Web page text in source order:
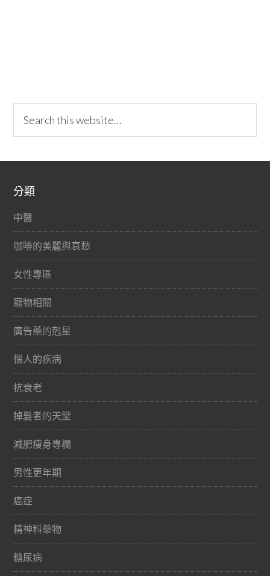
分類
中醫
咖啡的美麗與哀愁
女性專區
寵物相關
廣告藥的剋星
惱人的疾病
抗衰老
掉髮者的天堂
減肥瘦身專欄
男性更年期
癌症
精神科藥物
糖尿病